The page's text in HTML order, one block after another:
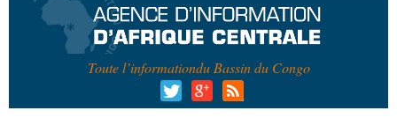
Toute l’informationdu Bassin du Congo